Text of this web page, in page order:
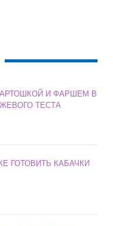
И ФАРШЕМ В
ТЕСТА
ГОТОВИТЬ КАБАЧКИ